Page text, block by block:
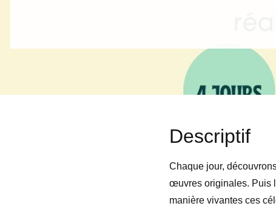
Descriptif
Chaque jour,
œuvres originales. Puis
manière vivantes ces